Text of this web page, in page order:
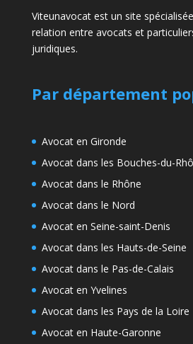
Viteunavocat est un site
relation entre avocats et
juridiques.
Par département
Avocat en Gironde
Avocat dans les Bouches-du-
Avocat dans le Rhône
Avocat dans le Nord
Avocat en Seine-saint-Denis
Avocat dans les Hauts-de-Seine
Avocat dans le Pas-de-Calais
Avocat en Yvelines
Avocat dans les Pays de la Loire
Avocat en Haute-Garonne